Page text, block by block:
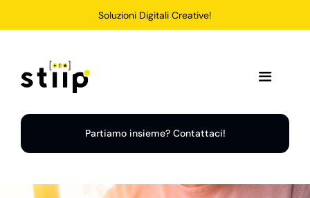
Soluzioni Digitali Creative!
Toggle
Home
Partiamo insieme? Contattaci!